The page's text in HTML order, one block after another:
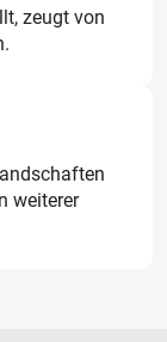
zeugt von
weiterer